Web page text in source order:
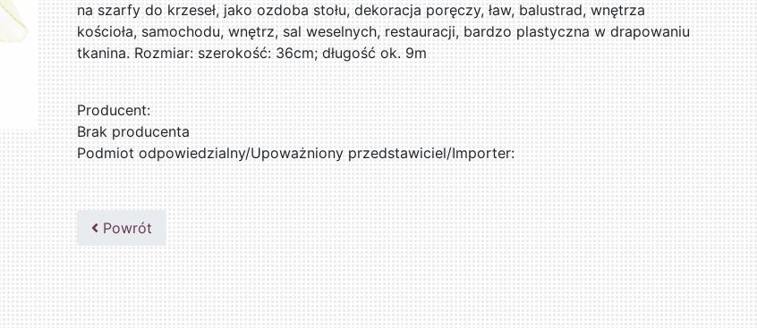
na szarfy do krzeseł, jako ozdoba stołu, dekoracja poręczy, ław, balustrad, wnętrza
kościoła, samochodu, wnętrz, sal weselnych, restauracji, bardzo plastyczna w drapowaniu
tkanina. Rozmiar: szerokość: 36cm; długość ok. 9m
Producent:
Brak producenta
Podmiot odpowiedzialny/Upoważniony przedstawiciel/Importer:
Powrót